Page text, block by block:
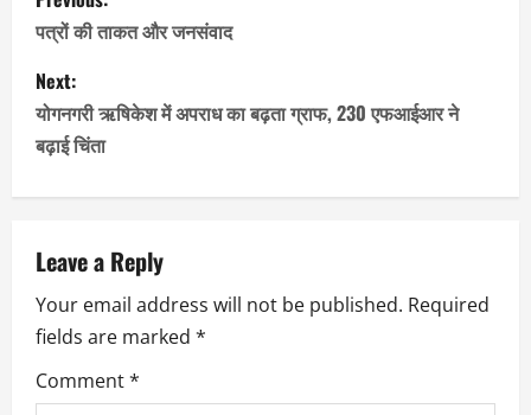
o
s
t
n
a
v
i
g
पत्रों की ताकत और जनसंवाद
Next:
योगनगरी ऋषिकेश में अपराध का बढ़ता ग्राफ, 230 एफआईआर ने
बढ़ाई चिंता
Leave a Reply
Your email address will not be published. Required
fields are marked *
Comment*